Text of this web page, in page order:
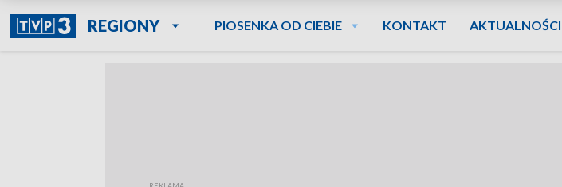
REGIONY PIOSENKA OD CIEBIE KONTAKT AKTUALNOŚCI